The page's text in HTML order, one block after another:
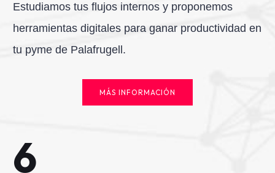
Estudiamos tus flujos internos y proponemos
herramientas digitales para ganar productividad en
tu pyme de Palafrugell.
MÁS INFORMACIÓN
6